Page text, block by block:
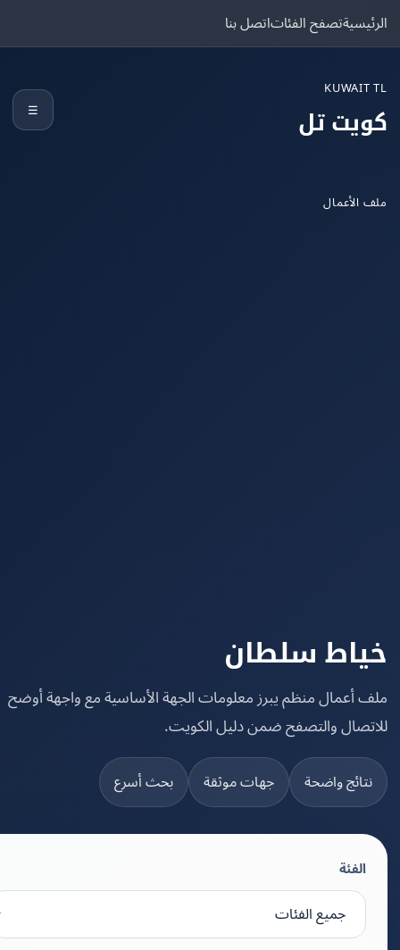
تصفح الفئاتاتصل بنا
تل
سلطان
منظم يبرز معلومات الجهة الأساسية مع واجهة أوضح
والتصفح ضمن دليل الكويت.
واضحة جهات موثقة بحث أسرع